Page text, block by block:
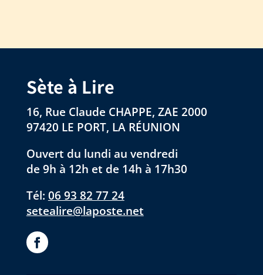
Sète à Lire
16, Rue Claude CHAPPE, ZAE 2000
97420 LE PORT, LA RÉUNION
Ouvert du lundi au vendredi
de 9h à 12h et de 14h à 17h30
Tél: 06 93 82 77 24
setealire@laposte.net